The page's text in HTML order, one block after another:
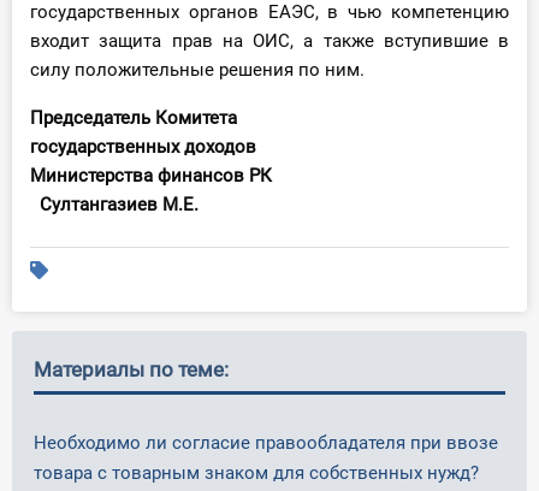
государственных органов ЕАЭС, в чью компетенцию
входит защита прав на ОИС, а также вступившие в
силу положительные решения по ним.
Председатель Комитета
государственных доходов
Министерства финансов РК
Султангазиев М.Е.
Материалы по теме:
Необходимо ли согласие правообладателя при ввозе
товара с товарным знаком для собственных нужд?